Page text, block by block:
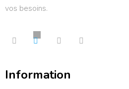
vos besoins.
Information